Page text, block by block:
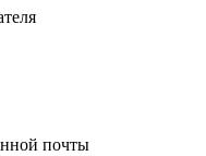
почты